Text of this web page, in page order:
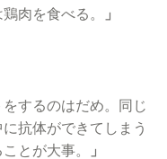
肉を食べる。
」
するのはだめ。同じ
抗体ができてしまう
とが大事。
」